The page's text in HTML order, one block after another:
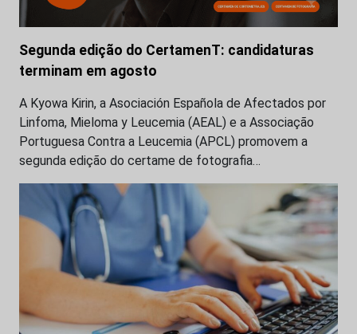
Segunda edição do CertamenT: candidaturas
terminam em agosto
A Kyowa Kirin, a Asociación Española de Afectados por
Linfoma, Mieloma y Leucemia (AEAL) e a Associação
Portuguesa Contra a Leucemia (APCL) promovem a
segunda edição do certame de fotografia…